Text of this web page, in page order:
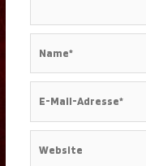
Adresse*